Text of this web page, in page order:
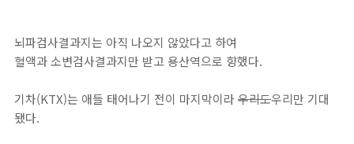
뇌파검사결과지는 아직 나오지 않았다고 하여
혈액과 소변검사결과지만 받고 용산역으로 향했다.
기차(KTX)는 애들 태어나기 전이 마지막이라우리도우리만 기대
됐다.